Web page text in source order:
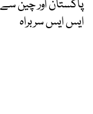
پاکستان اور چین
ایس ایس سربراہ